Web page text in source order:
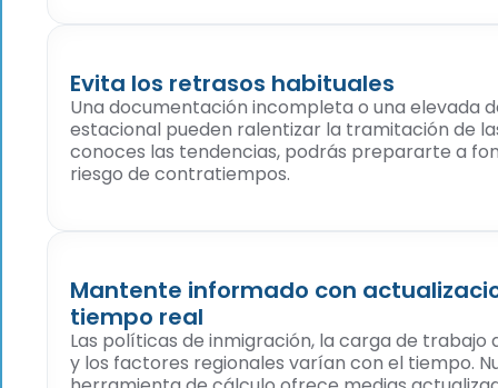
Evita los retrasos habituales
Una documentación incompleta o una elevada
estacional pueden ralentizar la tramitación de
conoces las tendencias, podrás prepararte a
riesgo de contratiempos.
Mantente informado con
tiempo real
Las políticas de inmigración, la carga de trabajo
y los factores regionales varían con el tiempo.